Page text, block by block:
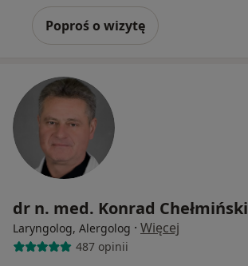
Poproś o wizytę
dr n. med. Konrad Chełmiński
Laryngolog, Alergolog · Więcej
487 opinii